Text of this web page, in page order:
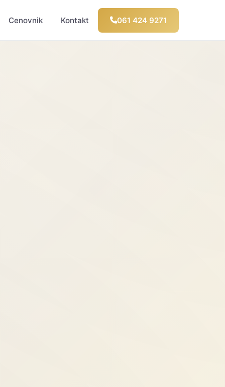
Cenovnik Kontakt 061 424 9271